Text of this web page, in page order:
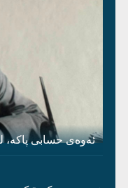
ئەوەی حسابی پاکە،